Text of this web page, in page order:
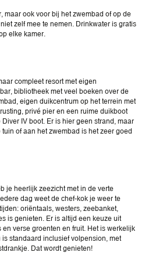
maar ook voor bij het zwembad of op de
zelf mee te nemen. Drinkwater is gratis
elke kamer.
compleet resort met eigen
bibliotheek met veel boeken over de
eigen duikcentrum op het terrein met
privé pier en een ruime duikboot
IV boot. Er is hier geen strand, maar
of aan het zwembad is het zeer goed
je heerlijk zeezicht met in de verte
dag weet de chef-kok je weer te
oriëntaals, westers, zeebanket,
is genieten. Er is altijd een keuze uit
en verse groenten en fruit. Het is werkelijk
standaard inclusief volpension, met
Dat wordt genieten!